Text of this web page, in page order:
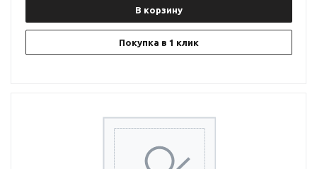
В корзину
Покупка в 1 клик